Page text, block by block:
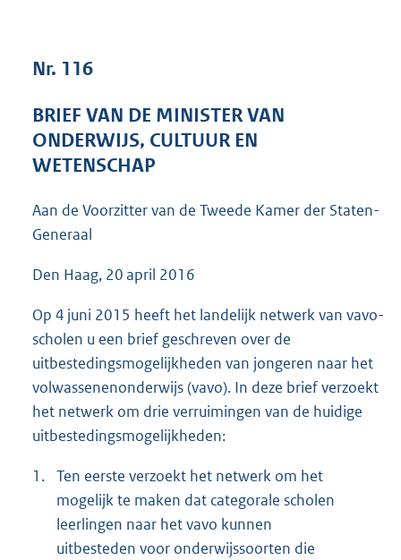
e
:
b
Nr. 116
BRIEF VAN DE MINISTER VAN
ONDERWIJS, CULTUUR EN
WETENSCHAP
Aan de Voorzitter van de Tweede Kamer der Staten-
Generaal
Den Haag, 20 april 2016
Op 4 juni 2015 heeft het landelijk netwerk van vavo-
scholen u een brief geschreven over de
uitbestedingsmogelijkheden van jongeren naar het
volwassenenonderwijs (vavo). In deze brief verzoekt
het netwerk om drie verruimingen van de huidige
uitbestedingsmogelijkheden:
1. Ten eerste verzoekt het netwerk om het
mogelijk te maken dat categorale scholen
leerlingen naar het vavo kunnen
uitbesteden voor onderwijssoorten die